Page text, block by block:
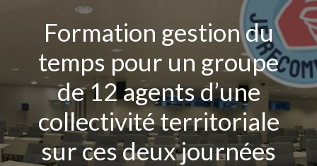
CONSEIL / FORMATION
BILAN DE COMPÉTENCES
OUTPLACEMENT
CONSULTATIONS PSYCHOLOGIE DU TRAVAIL
HANDICAP EMPLOI ENTREPRISE
NOTRE ÉQUIPE
TÉMOIGNAGES
Formation gestion du
temps pour un groupe
de 12 agents d’une
collectivité territoriale
sur ces deux journées